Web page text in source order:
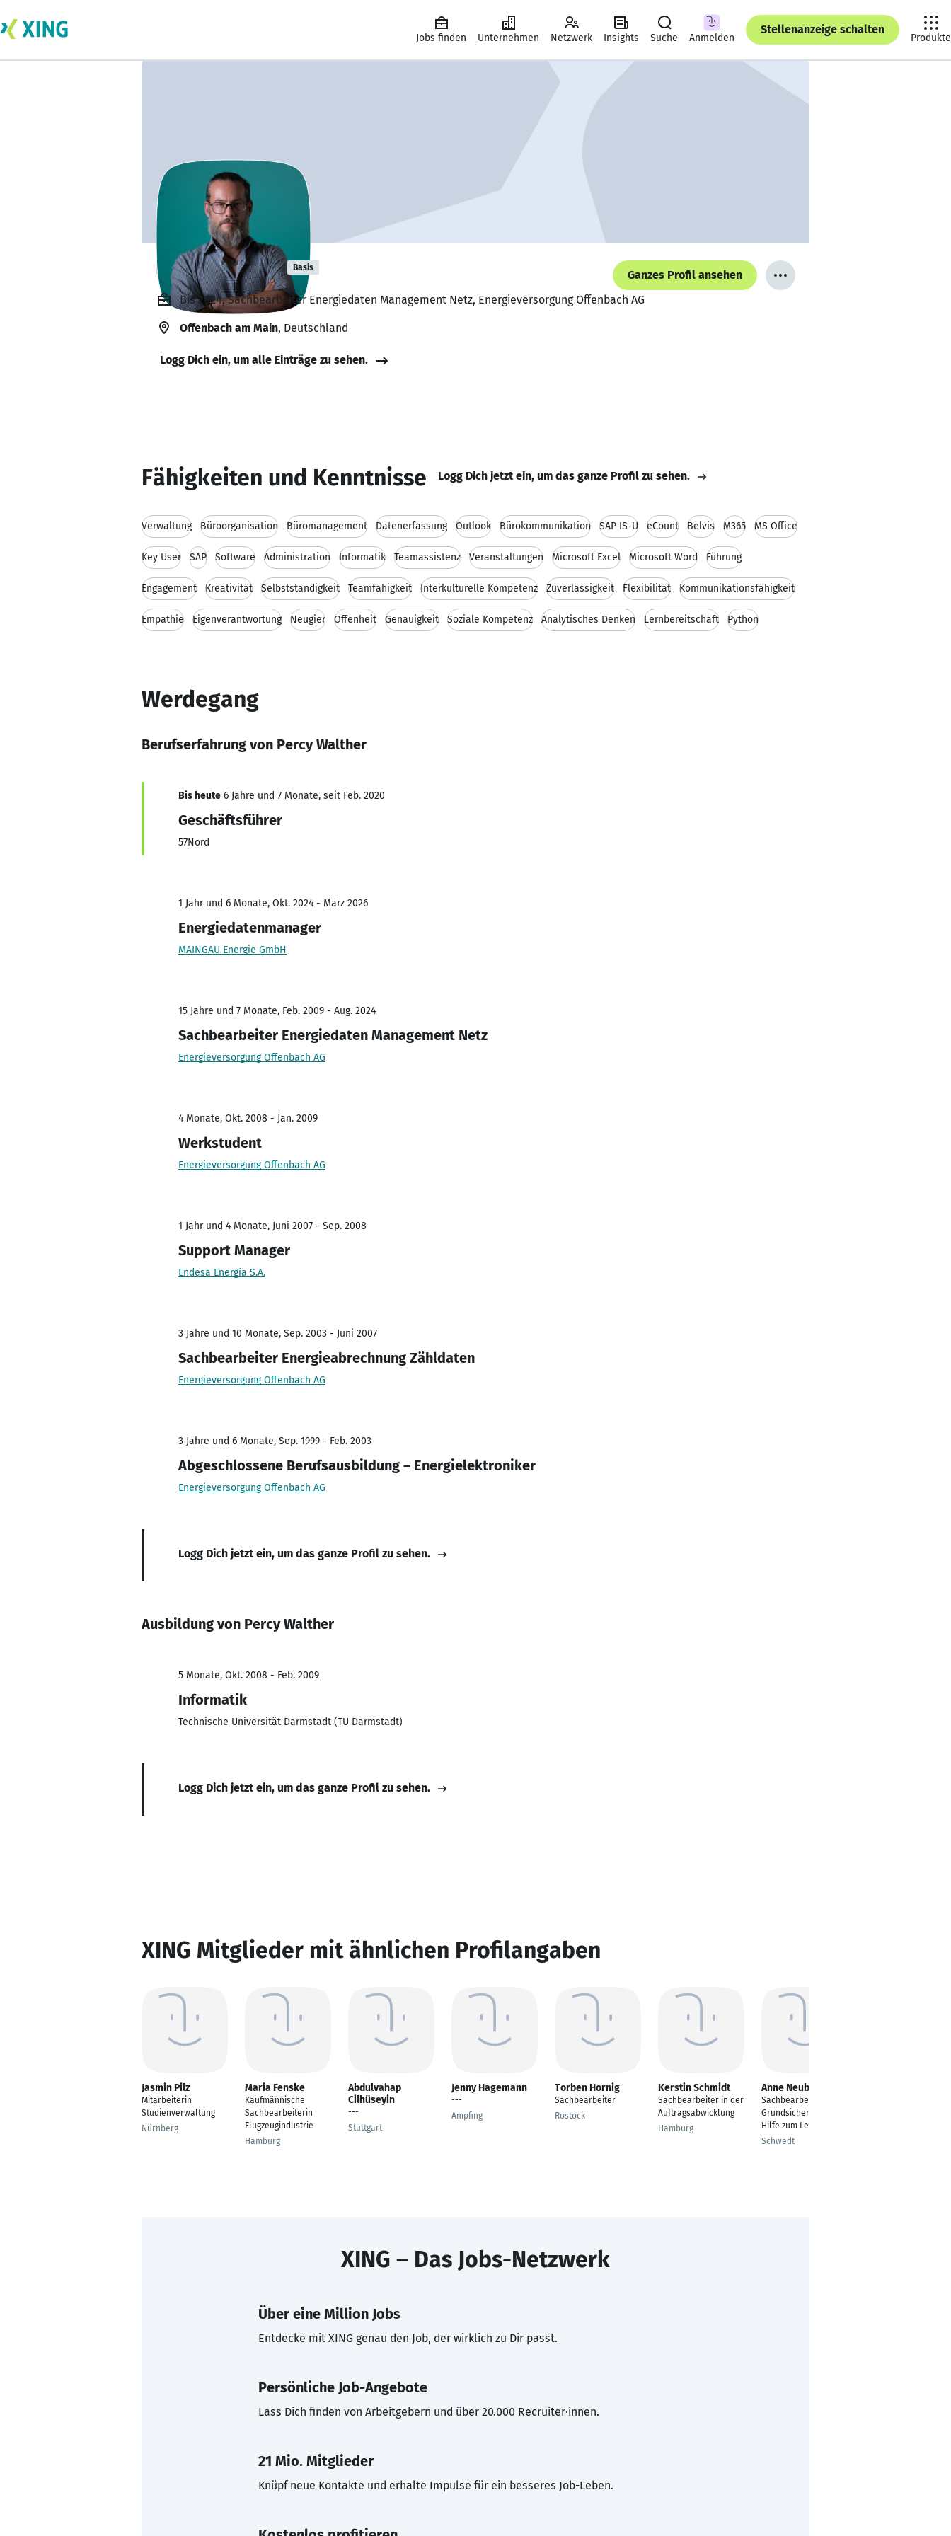
Jobs finden Unternehmen Netzwerk Insights Suche Anmelden
Stellenanzeige schalten
Produkte
Percy Walther Basis
Ganzes Profil ansehen
Bis 2024, Sachbearbeiter Energiedaten Management Netz, Energieversorgung Offenbach AG
Offenbach am Main, Deutschland
Logg Dich ein, um alle Einträge zu sehen.
Fähigkeiten und Kenntnisse Logg Dich jetzt ein, um das ganze Profil zu sehen.
Verwaltung Büroorganisation Büromanagement Datenerfassung Outlook Bürokommunikation SAP IS-U eCount Belvis M365 MS Office
Key User SAP Software Administration Informatik Teamassistenz Veranstaltungen Microsoft Excel Microsoft Word Führung
Engagement Kreativität Selbstständigkeit Teamfähigkeit Interkulturelle Kompetenz Zuverlässigkeit Flexibilität Kommunikationsfähigkeit
Empathie Eigenverantwortung Neugier Offenheit Genauigkeit Soziale Kompetenz Analytisches Denken Lernbereitschaft Python
Werdegang
Berufserfahrung von Percy Walther
Bis heute 6 Jahre und 7 Monate, seit Feb. 2020
Geschäftsführer
57Nord
1 Jahr und 6 Monate, Okt. 2024 - März 2026
Energiedatenmanager
MAINGAU Energie GmbH
15 Jahre und 7 Monate, Feb. 2009 - Aug. 2024
Sachbearbeiter Energiedaten Management Netz
Energieversorgung Offenbach AG
4 Monate, Okt. 2008 - Jan. 2009
Werkstudent
Energieversorgung Offenbach AG
1 Jahr und 4 Monate, Juni 2007 - Sep. 2008
Support Manager
Endesa Energía S.A.
3 Jahre und 10 Monate, Sep. 2003 - Juni 2007
Sachbearbeiter Energieabrechnung Zähldaten
Energieversorgung Offenbach AG
3 Jahre und 6 Monate, Sep. 1999 - Feb. 2003
Abgeschlossene Berufsausbildung – Energielektroniker
Energieversorgung Offenbach AG
Logg Dich jetzt ein, um das ganze Profil zu sehen.
Ausbildung von Percy Walther
5 Monate, Okt. 2008 - Feb. 2009
Informatik
Technische Universität Darmstadt (TU Darmstadt)
Logg Dich jetzt ein, um das ganze Profil zu sehen.
XING Mitglieder mit ähnlichen Profilangaben
Jasmin Pilz
Mitarbeiterin
Studienverwaltung
Nürnberg
Maria Fenske
Kaufmännische
Sachbearbeiterin
Flugzeugindustrie
Hamburg
Abdulvahap
Cilhüseyin
---
Stuttgart
Jenny Hagemann
---
Ampfing
Torben Hornig
Sachbearbeiter
Rostock
Kerstin Schmidt
Sachbearbeiter in der
Auftragsabwicklung
Hamburg
Anne Neubauer
Sachbearbeiterin
Grundsicherung und
Hilfe zum Leben
Schwedt
XING – Das Jobs-Netzwerk
Über eine Million Jobs
Entdecke mit XING genau den Job, der wirklich zu Dir passt.
Persönliche Job-Angebote
Lass Dich finden von Arbeitgebern und über 20.000 Recruiter·innen.
21 Mio. Mitglieder
Knüpf neue Kontakte und erhalte Impulse für ein besseres Job-Leben.